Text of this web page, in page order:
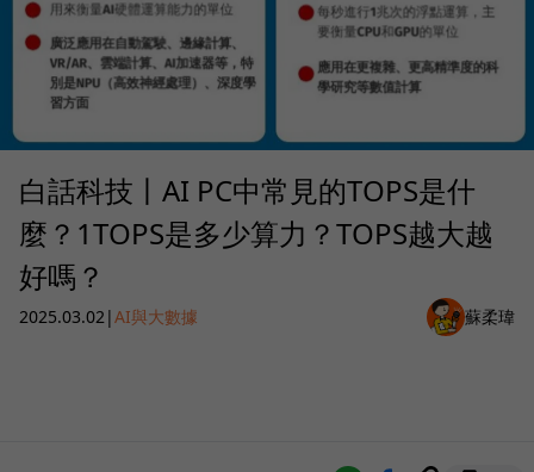
白話科技丨AI PC中常見的TOPS是什
麼？1TOPS是多少算力？TOPS越大越
好嗎？
2025.03.02|AI與大數據 蘇柔瑋